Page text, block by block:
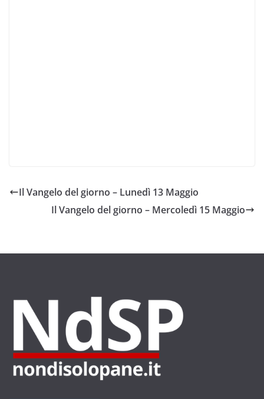
Il Vangelo del giorno – Lunedì 13 Maggio
Il Vangelo del giorno – Mercoledì 15 Maggio